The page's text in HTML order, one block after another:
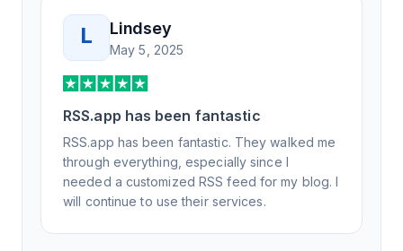
L Lindsey
May 5, 2025
RSS.app has been fantastic
RSS.app has been fantastic. They walked me
through everything, especially since I
needed a customized RSS feed for my blog. I
will continue to use their services.